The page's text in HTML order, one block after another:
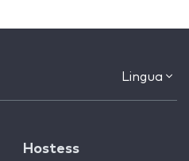
Lingua
Hostess